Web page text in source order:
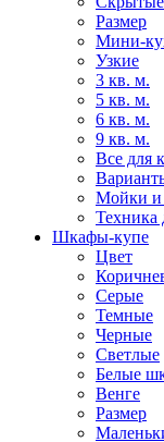
Размер
Мини-
Узкие
3 кв. м.
5 кв. м.
6 кв. м.
9 кв. м.
Все для
Мойки и
Техника
Шкафы-купе
Цвет
Серые
Темные
Черные
Светлые
Белые
Венге
Размер